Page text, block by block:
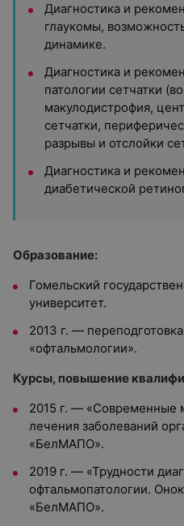
Диагностика и
глаукомы,
динамике.
Диагностика и
патологии сетчатки
макулодистрофия,
сетчатки,
разрывы и отслойки
Диагностика и
диабетической
Образование:
Гомельский
университет.
2013 г. —
«офтальмологии».
Курсы, повышение
2015 г. — «Современные
лечения заболеваний
«БелМАПО».
2019 г. — «Трудности
офтальмопатологии.
«БелМАПО».